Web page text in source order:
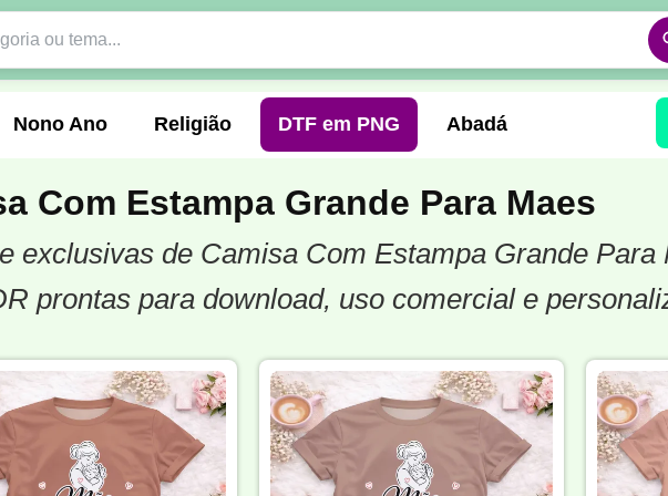
Nono Ano Religião DTF em PNG Abadá
Formandos Profissão Festa Junina Ano Novo
Gamer Futebol Amador
Pedagogia Biologia Geografia História
Com Estampa Grande Para Maes
exclusivas de Camisa Com Estampa Grande Para
prontas para download, uso comercial e